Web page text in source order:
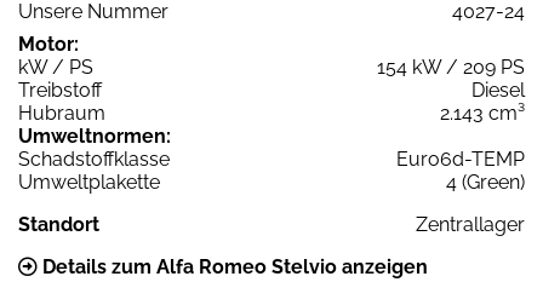
Unsere Nummer
4027-24
Motor:
kW / PS
154 kW / 209 PS
Treibstoff
Diesel
Hubraum
2.143 cm³
Umweltnormen:
Schadstoffklasse
Euro6d-TEMP
Umweltplakette
4 (Green)
Standort
Zentrallager
Details zum Alfa Romeo Stelvio anzeigen